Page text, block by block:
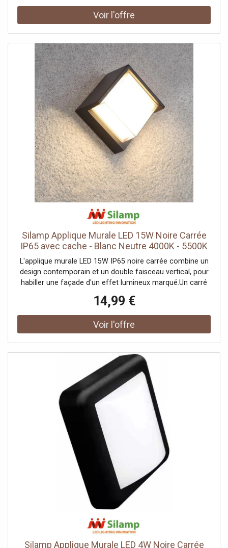
mur, pour un effet décoratif net. Sa finition claire se fond
sur une façade ou un mur intérieur. Il rejoint notre gamme
deux faisceaux resserrés qui glissent sur le mur. Ses 7W
équivalent à environ 56W ; sa LED intégrée offre un rendu
constant, sans ampoule à changer.Indice IP44, intérieur ou
abritéSon IP44 le protège des projections d'eau, pour une
façade abritée ou l'intérieur. Il se pose en saillie et se
raccorde au secteur 220-240V, alimentation coupée au
tableau avant l'intervention.Garantie longue et
consommationSobre, il anime un mur toute la soirée à
faible coût. Sa garantie de 5 ans dépasse largement la
moyenne et rassure sur la durée. Prévu pour environ 25
000 heures, sa LED intégrée dispense d'entretien. Son
double faisceau encadre bien une porte en pose
symétrique. Sa faible profondeur le fait peu déborder du
mur, même dans un passage étroit. Certifié CE & RoHS, il
bénéficie d'une garantie de 5 ans.
Silamp Applique Murale LED 15W Noire Carrée
IP65 avec cache - Blanc Neutre 4000K - 5500K
L'applique murale LED 15W IP65 noire carrée combine un
design contemporain et un double faisceau vertical, pour
habiller une façade d'un effet lumineux marqué.Un carré
cache dirige la lumière vers le haut et vers le bas, créant
deux nappes lumineuses le long du mur. Cet effet
graphique, très prisé en façade contemporaine,
s'accompagne d'une finition noire qui tranche sur les murs
noires.1500 lumens, un effet affirméAvec 1500 lumens
répartis en deux faisceaux et un rendu fidèle (IRC Ra 80),
elle marque nettement la façade. Ses 15W équivalent à
environ 120W, pour un rendu puissant tout en maîtrisant la
consommation d'un point de façade.Indice IP65, extérieur
exposéSon IP65 la protège intégralement de la poussière
et des jets d'eau, ce qui l'autorise sur un mur directement
exposé aux intempéries. Elle se pose en saillie et se
raccorde au secteur 220-240V, alimentation coupée au
tableau avant l'intervention.Consommation et
garantieMalgré son effet marqué, elle reste sobre à
l'usage. Prévue pour environ 25 000 heures, elle limite la
maintenance. Sa finition noire et son cache métallique
résistent aux intempéries et gardent leur aspect dans le
temps. Certifiée CE & RoHS, elle est garantie 2 ans.
14,99 €
Silamp Applique Murale LED 4W Noire Carrée